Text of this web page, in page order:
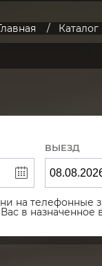
ВЫЕЗД
на телефонные
Вас в